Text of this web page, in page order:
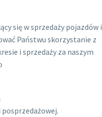
się w sprzedaży pojazdów i
Państwu skorzystanie z
i sprzedaży za naszym